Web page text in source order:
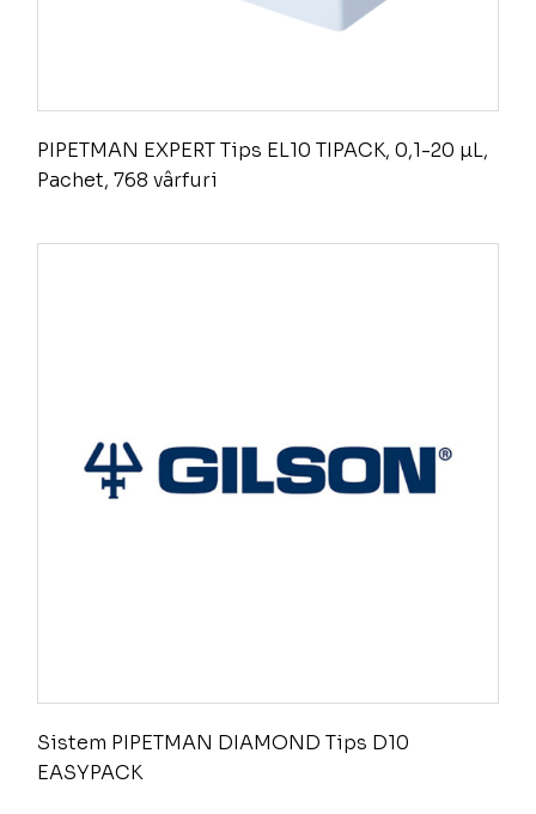
PIPETMAN EXPERT Tips EL10 TIPACK, 0,1-20 µL,
Pachet, 768 vârfuri
Sistem PIPETMAN DIAMOND Tips D10
EASYPACK